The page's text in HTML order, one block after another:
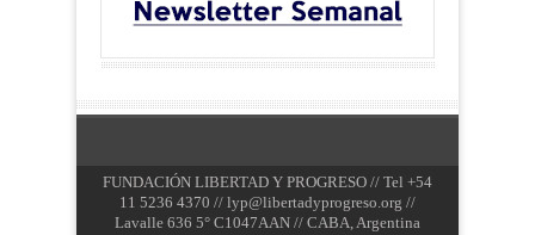
FUNDACIÓN LIBERTAD Y PROGRESO // Tel +54
11 5236 4370 // lyp@libertadyprogreso.org //
Lavalle 636 5° C1047AAN // CABA, Argentina